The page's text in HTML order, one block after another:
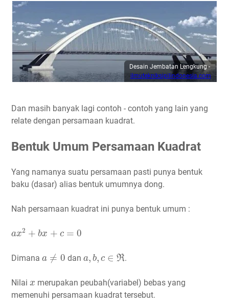
Desain Jembatan Lengkung -
ilmutekniksipilindonesia.com
Dan masih banyak lagi contoh - contoh yang lain yang
relate dengan persamaan kuadrat.
Bentuk Umum Persamaan Kuadrat
Yang namanya suatu persamaan pasti punya bentuk
baku (dasar) alias bentuk umumnya dong.
Nah persamaan kuadrat ini punya bentuk umum :
ax2 + bx + c = 0
2 + x =
Dimana a ≠ 0
a 0 dan a, b, c ∈ R
a b, c∈ℜ .
Nilai x
x merupakan peubah(variabel) bebas yang
memenuhi persamaan kuadrat tersebut.